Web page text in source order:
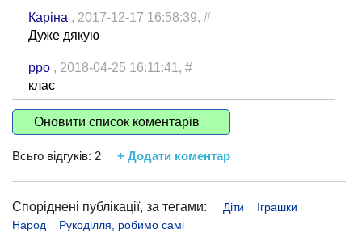
Каріна , 2017-12-17 16:58:39, #
Дуже дякую
рро , 2018-04-25 16:11:41, #
клас
Оновити список коментарів
Всьго відгуків: 2 + Додати коментар
Споріднені публікації, за тегами: Діти
Іграшки
Народ
Рукоділля, робимо самі